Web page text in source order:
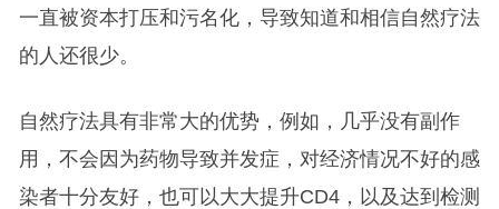
一直被资本打压和污名化，导致知道和相信自然疗法
的人还很少。
自然疗法具有非常大的优势，例如，几乎没有副作
用，不会因为药物导致并发症，对经济情况不好的感
染者十分友好，也可以大大提升CD4，以及达到检测